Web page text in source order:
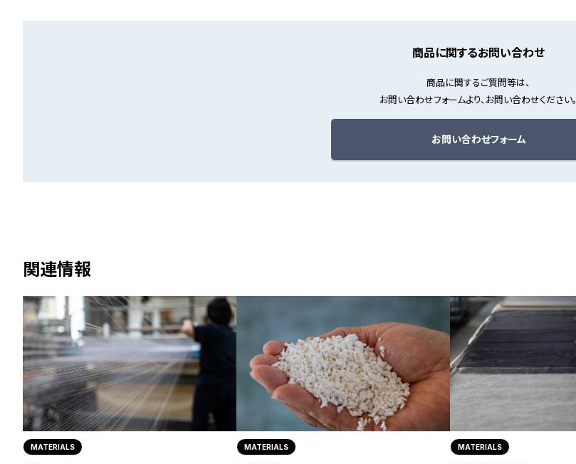
商品に関するお問い合わせ
商品に関するご質問等は、
お問い合わせフォームより、お問い合わせください。
お問い合わせフォーム
関連情報
MATERIALS MATERIALS MATERIALS